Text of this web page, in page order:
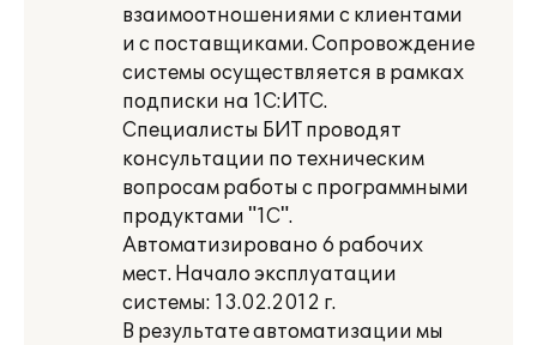
взаимоотношениями с клиентами
и с поставщиками. Сопровождение
системы осуществляется в рамках
подписки на 1С:ИТС.
Специалисты БИТ проводят
консультации по техническим
вопросам работы с программными
продуктами "1С".
Автоматизировано 6 рабочих
мест. Начало эксплуатации
системы: 13.02.2012 г.
В результате автоматизации мы